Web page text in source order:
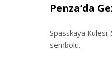
Penza’da
Spasskaya Kulesi:
sembolü.